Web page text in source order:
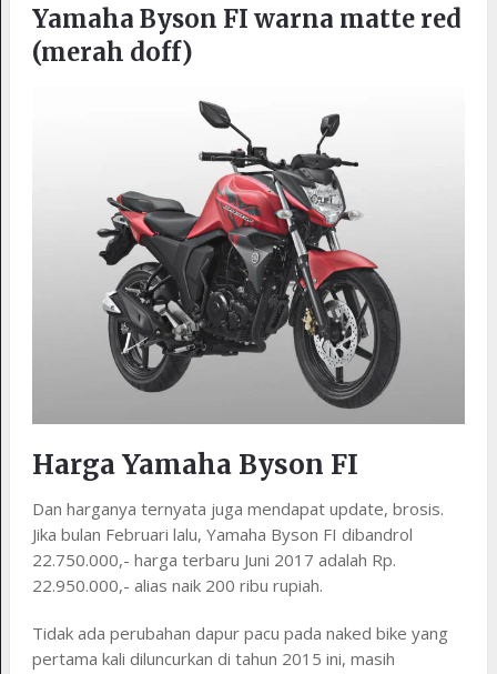
Yamaha Byson FI warna matte red
(merah doff)
Harga Yamaha Byson FI
Dan harganya ternyata juga mendapat update, brosis.
Jika bulan Februari lalu, Yamaha Byson FI dibandrol
22.750.000,- harga terbaru Juni 2017 adalah Rp.
22.950.000,- alias naik 200 ribu rupiah.
Tidak ada perubahan dapur pacu pada naked bike yang
pertama kali diluncurkan di tahun 2015 ini, masih